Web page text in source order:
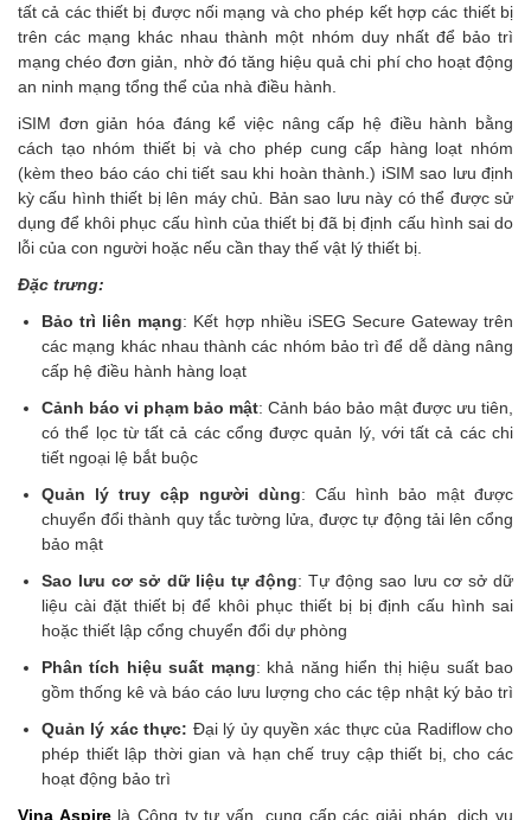
tất cả các thiết bị được nối mạng và cho phép kết hợp các thiết bị
trên các mạng khác nhau thành một nhóm duy nhất để bảo trì
mạng chéo đơn giản, nhờ đó tăng hiệu quả chi phí cho hoạt động
an ninh mạng tổng thể của nhà điều hành.
iSIM đơn giản hóa đáng kể việc nâng cấp hệ điều hành bằng
cách tạo nhóm thiết bị và cho phép cung cấp hàng loạt nhóm
(kèm theo báo cáo chi tiết sau khi hoàn thành.) iSIM sao lưu định
kỳ cấu hình thiết bị lên máy chủ. Bản sao lưu này có thể được sử
dụng để khôi phục cấu hình của thiết bị đã bị định cấu hình sai do
lỗi của con người hoặc nếu cần thay thế vật lý thiết bị.
Đặc trưng:
Bảo trì liên mạng: Kết hợp nhiều iSEG Secure Gateway trên
các mạng khác nhau thành các nhóm bảo trì để dễ dàng nâng
cấp hệ điều hành hàng loạt
Cảnh báo vi phạm bảo mật: Cảnh báo bảo mật được ưu tiên,
có thể lọc từ tất cả các cổng được quản lý, với tất cả các chi
tiết ngoại lệ bắt buộc
Quản lý truy cập người dùng: Cấu hình bảo mật được
chuyển đổi thành quy tắc tường lửa, được tự động tải lên cổng
bảo mật
Sao lưu cơ sở dữ liệu tự động: Tự động sao lưu cơ sở dữ
liệu cài đặt thiết bị để khôi phục thiết bị bị định cấu hình sai
hoặc thiết lập cổng chuyển đổi dự phòng
Phân tích hiệu suất mạng: khả năng hiển thị hiệu suất bao
gồm thống kê và báo cáo lưu lượng cho các tệp nhật ký bảo trì
Quản lý xác thực: Đại lý ủy quyền xác thực của Radiflow cho
phép thiết lập thời gian và hạn chế truy cập thiết bị, cho các
hoạt động bảo trì
Vina Aspirelà Công ty tư vấn, cung cấp các giải pháp, dịch vụ